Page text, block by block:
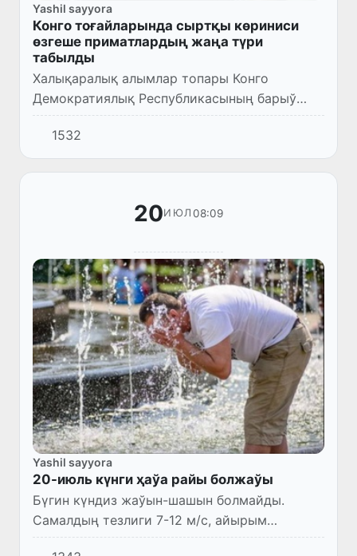
Yashil sayyora
Конго тоғайларында сыртқы көриниси
өзгеше приматлардың жаңа түри
табылды
Халықаралық алымлар топары Конго
Демократиялық Республикасының барыў
қыйын болған тоғайларында колобуслардың
бурын белгисиз болған түриниң бар
екенлигин рәсмий тастыйықлады. Жаңа т...
1532
20ИЮЛ 08:09
Yashil sayyora
20-июль күнги ҳаўа райы болжаўы
Бүгин күндиз жаўын-шашын болмайды.
Самалдың тезлиги 7-12 м/с, айырым
жерлерде 13-18 м/с қа шекем күшейиўи,